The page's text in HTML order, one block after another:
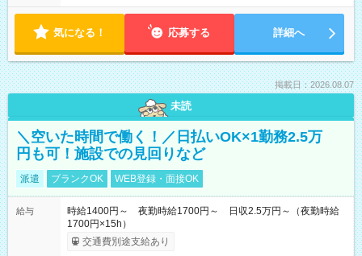
気になる！ 応募する 詳細へ
掲載日：2026.08.07
未読
＼空いた時間で働く！／日払いOK×1勤務2.5万
円も可！施設での見回りなど
派遣 ブランクOK WEB登録・面接OK
給与
時給1400円～ 夜勤時給1700円～ 日収2.5万円～（夜勤時給
1700円×15h）
交通費別途支給あり